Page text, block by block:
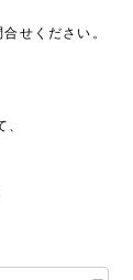
せください。